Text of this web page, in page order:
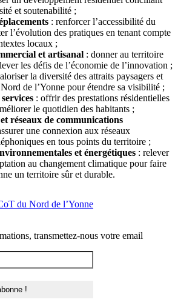
et soutenabilité ;
: renforcer l’accessibilité du
l’évolution des pratiques en tenant compte
locaux ;
et artisanal : donner au territoire
les défis de l’économie de l’innovation ;
la diversité des attraits paysagers et
de l’Yonne pour étendre sa visibilité ;
: offrir des prestations résidentielles
le quotidien des habitants ;
réseaux de communications
une connexion aux réseaux
en tous points du territoire ;
et énergétiques : relever
au changement climatique pour faire
un territoire sûr et durable.
du Nord de l’Yonne
transmettez-nous votre email